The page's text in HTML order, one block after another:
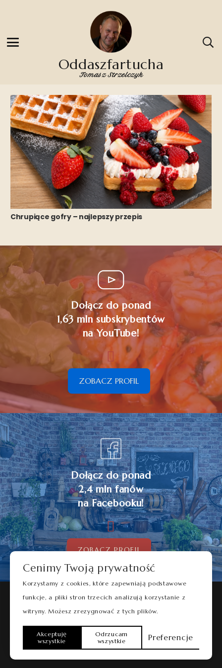
Oddaszfartucha
Tomasz Strzelczyk
Chrupiące gofry – najlepszy przepis
Dołącz do ponad
1,63 mln subskrybentów
na YouTube!
ZOBACZ PROFIL
Dołącz do ponad
2,4 mln fanów
na Facebooku!
ZOBACZ PROFIL
Tomasz Strzelczyk Oddaszfartucha
2026 DoubleM – Strony Internetowe Koszalin
Cenimy Twoją prywatność
Korzystamy z cookies, które zapewniają podstawowe
funkcje, a pliki stron trzecich analizują korzystanie z
witryny. Możesz zrezygnować z tych plików.
Akceptuję
wszystkie
Odrzucam
wszystkie
Preferencje